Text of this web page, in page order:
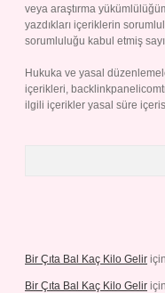
veya araştırma
yazdıkları içeriklerin
sorumluluğu kabul etmiş
Hukuka ve yasal
içerikleri,
ilgili içerikler yasal süre
Bir Çıta Bal Kaç Kilo Gelir için
Bir Çıta Bal Kaç Kilo Gelir için